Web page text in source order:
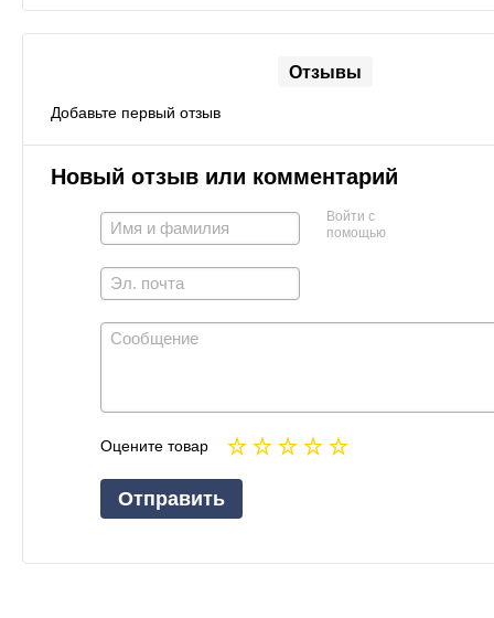
Отзывы
Добавьте первый отзыв
Новый отзыв или комментарий
Войти с
помощью
Оцените товар
Отправить